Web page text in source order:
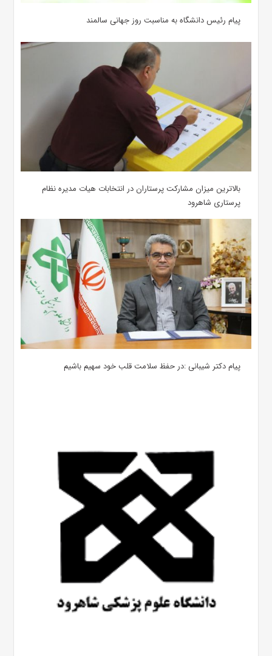
پیام رئیس دانشگاه به مناسبت روز جهانی سالمند
بالاترین میزان مشارکت پرستاران در انتخابات هیات مدیره نظام
پرستاری شاهرود
پیام دکتر شیبانی :در حفظ سلامت قلب خود سهیم باشیم